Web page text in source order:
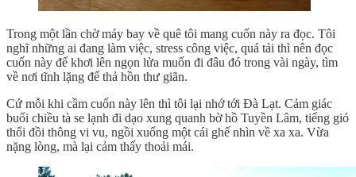
Trong một lần chờ máy bay về quê tôi mang cuốn này ra đọc. Tôi
nghĩ những ai đang làm việc, stress công việc, quá tải thì nên đọc
cuốn này để khơi lên ngọn lửa muốn đi đâu đó trong vài ngày, tìm
về nơi tĩnh lặng để thả hồn thư giãn.
Cứ mỗi khi cầm cuốn này lên thì tôi lại nhớ tới Đà Lạt. Cảm giác
buổi chiều tà se lạnh đi dạo xung quanh bờ hồ Tuyền Lâm, tiếng gió
thổi đồi thông vi vu, ngồi xuống một cái ghế nhìn về xa xa. Vừa
nặng lòng, mà lại cảm thấy thoải mái.